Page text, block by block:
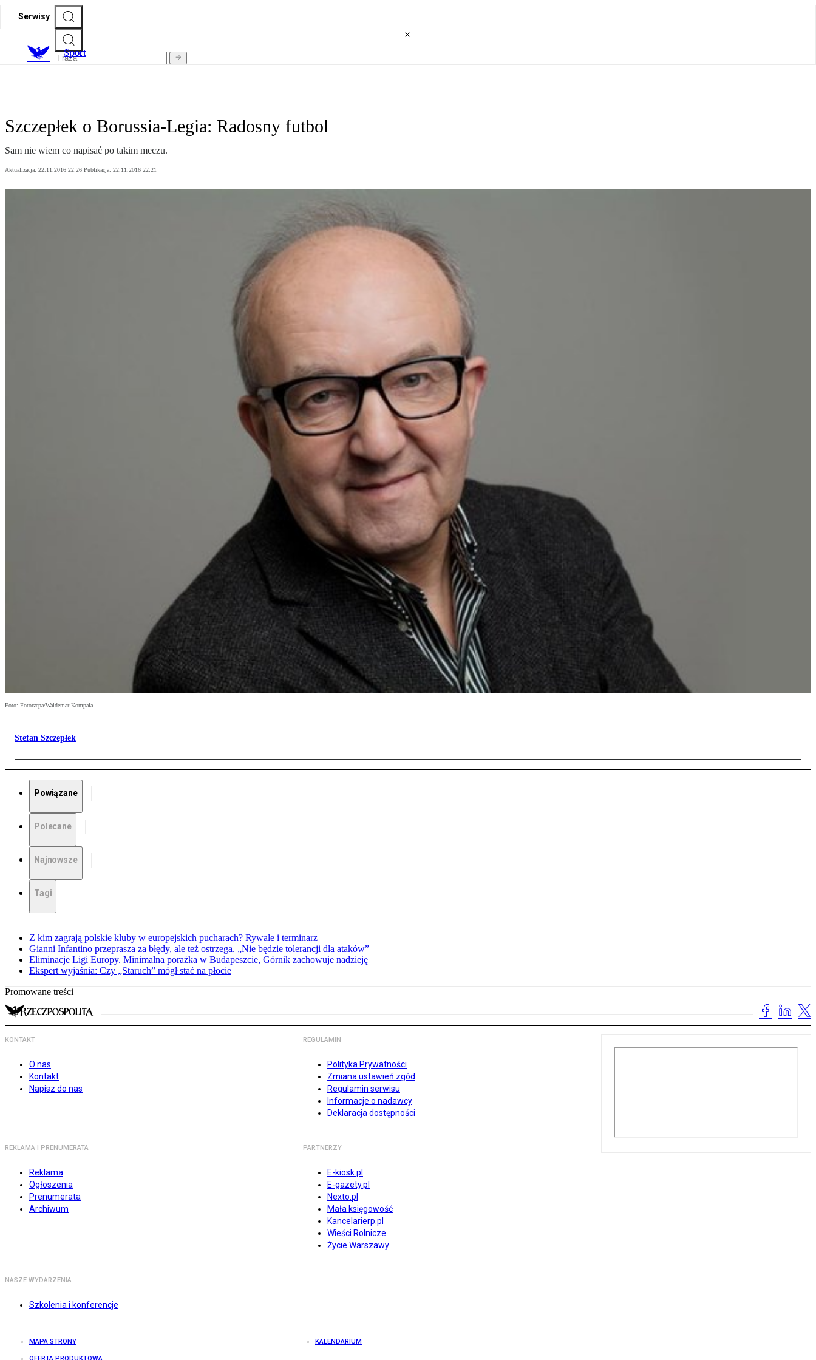
Serwisy
Sport
Szczepłek o Borussia-Legia: Radosny futbol
Sam nie wiem co napisać po takim meczu.
Aktualizacja: 22.11.2016 22:26 Publikacja: 22.11.2016 22:21
Foto: Fotorzepa/Waldemar Kompala
Stefan Szczepłek
Powiązane
Polecane
Najnowsze
Tagi
Z kim zagrają polskie kluby w europejskich pucharach? Rywale i terminarz
Gianni Infantino przeprasza za błędy, ale też ostrzega. „Nie będzie tolerancji dla ataków”
Eliminacje Ligi Europy. Minimalna porażka w Budapeszcie, Górnik zachowuje nadzieję
Ekspert wyjaśnia: Czy „Staruch” mógł stać na płocie
Promowane treści
KONTAKT
O nas
Kontakt
Napisz do nas
REGULAMIN
Polityka Prywatności
Zmiana ustawień zgód
Regulamin serwisu
Informacje o nadawcy
Deklaracja dostępności
REKLAMA I PRENUMERATA
Reklama
Ogłoszenia
Prenumerata
Archiwum
PARTNERZY
E-kiosk.pl
E-gazety.pl
Nexto.pl
Mała księgowość
Kancelarierp.pl
Wieści Rolnicze
Życie Warszawy
NASZE WYDARZENIA
Szkolenia i konferencje
MAPA STRONY KALENDARIUM